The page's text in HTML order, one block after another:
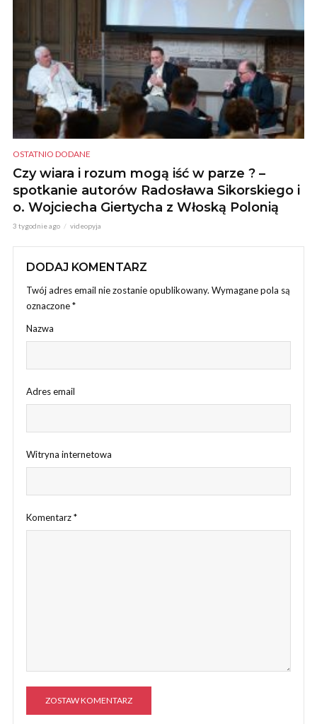
OSTATNIO DODANE
Czy wiara i rozum mogą iść w parze ? –
spotkanie autorów Radosława Sikorskiego i
o. Wojciecha Giertycha z Włoską Polonią
3 tygodnie ago videopyja
DODAJ KOMENTARZ
Twój adres email nie zostanie opublikowany. Wymagane pola są
oznaczone*
Nazwa
Adres email
Witryna internetowa
Komentarz*